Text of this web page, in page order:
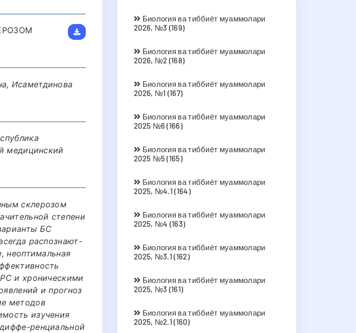
Исаметдинова
медицинский
склерозом
степени
БС
распознают-
неоптимальная
и хроническими
и прогноз
методов
изучения
ренциальной
Биология ва тиббиёт муаммолари
2026, №3 (169)
Биология ва тиббиёт муаммолари
2026, №2 (168)
Биология ва тиббиёт муаммолари
2026, №1 (167)
Биология ва тиббиёт муаммолари
2025 №6 (166)
Биология ва тиббиёт муаммолари
2025 №5 (165)
Биология ва тиббиёт муаммолари
2025, №4.1 (164)
Биология ва тиббиёт муаммолари
2025, №4 (163)
Биология ва тиббиёт муаммолари
2025, №3.1 (162)
Биология ва тиббиёт муаммолари
2025, №3 (161)
Биология ва тиббиёт муаммолари
2025, №2.1 (160)